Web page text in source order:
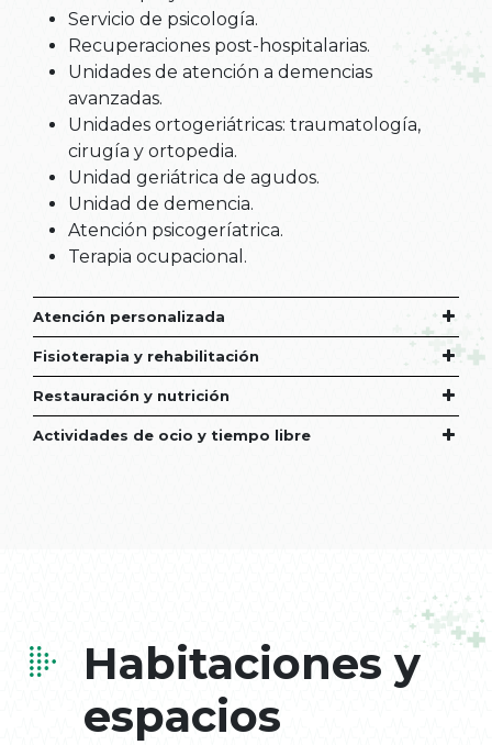
Servicio de psicología.
Recuperaciones post-hospitalarias.
Unidades de atención a demencias
avanzadas.
Unidades ortogeriátricas: traumatología,
cirugía y ortopedia.
Unidad geriátrica de agudos.
Unidad de demencia.
Atención psicogeríatrica.
Terapia ocupacional.
Atención personalizada
Fisioterapia y rehabilitación
Restauración y nutrición
Actividades de ocio y tiempo libre
Habitaciones y
espacios